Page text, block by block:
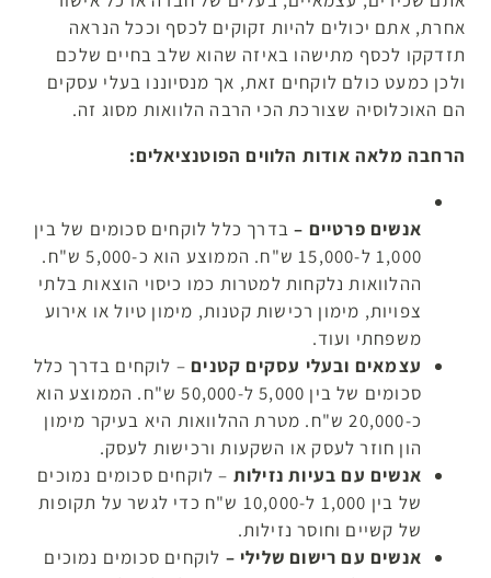
אחרת, אתם יכולים להיות זקוקים לכסף וככל הנראה
תזדקקו לכסף מתישהו באיזה שהוא שלב בחיים שלכם
ולכן כמעט כולם לוקחים זאת, אך מנסיוננו בעלי עסקים
הם האוכלוסיה שצורכת הכי הרבה הלוואות מסוג זה.
הרחבה מלאה אודות הלווים הפוטנציאלים:
אנשים פרטיים – בדרך כלל לוקחים סכומים של בין
1,000 ל-15,000 ש"ח. הממוצע הוא כ-5,000 ש"ח.
ההלוואות נלקחות למטרות כמו כיסוי הוצאות בלתי
צפויות, מימון רכישות קטנות, מימון טיול או אירוע
משפחתי ועוד.
עצמאים ובעלי עסקים קטנים – לוקחים בדרך כלל
סכומים של בין 5,000 ל-50,000 ש"ח. הממוצע הוא
כ-20,000 ש"ח. מטרת ההלוואות היא בעיקר מימון
הון חוזר לעסק או השקעות ורכישות לעסק.
אנשים עם בעיות נזילות – לוקחים סכומים נמוכים
של בין 1,000 ל-10,000 ש"ח כדי לגשר על תקופות
של קשיים וחוסר נזילות.
אנשים עם רישום שלילי – לוקחים סכומים נמוכים